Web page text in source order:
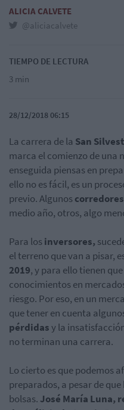
ALICIA CALVETE
@aliciacalvete
TIEMPO DE LECTURA
3 min
28/12/2018 06:15
La carrera de la San
marca el comienzo de una
enseguida piensas en
ello no es fácil, es un
previo. Algunoscorredores
medio año, otros, algo
Para losinversores,
el terreno que van a pisar,
2019, y para ello tienen
conocimientos en
riesgo. Por eso, en un
que tener en cuenta
pérdidasy la
no terminan una carrera.
Lo cierto es que podemos
preparados, a pesar de
bolsas. José María Luna,